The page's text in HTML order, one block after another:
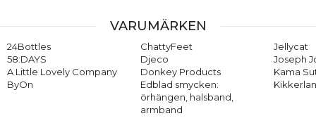
VARUMÄRKEN
24Bottles
58:DAYS
A Little Lovely Company
ByOn
ChattyFeet
Djeco
Donkey Products
Edblad smycken:
örhängen, halsband,
armband
Jellycat
Joseph
Kama